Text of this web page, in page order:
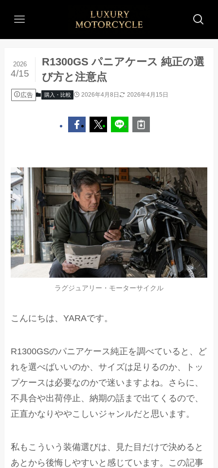
R1300GS パニアケース 純正の選
び方と注意点
2026
4/15
広告 購入・比較 2026年4月8日 2026年4月15日
ラグジュアリー・モーターサイクル
こんにちは、YARAです。
R1300GSのパニアケース純正を調べていると、ど
れを選べばいいのか、サイズは足りるのか、トッ
プケースは必要なのかで迷いますよね。さらに、
不具合や出荷停止、納期の話まで出てくるので、
正直かなりややこしいジャンルだと思います。
私もこういう装備選びは、見た目だけで決めると
あとから後悔しやすいと感じています。この記事